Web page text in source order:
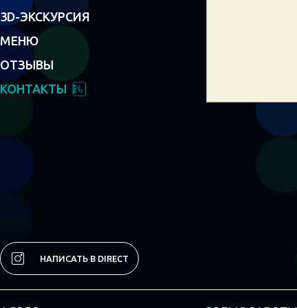
3D-ЭКСКУРСИЯ
МЕНЮ
ОТЗЫВЫ
КОНТАКТЫ
НАПИСАТЬ В DIRECT